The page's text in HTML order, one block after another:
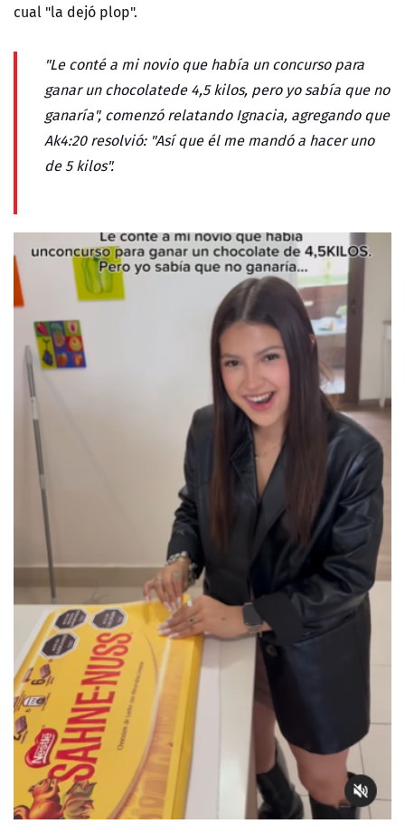
cual "la dejó plop".
"Le conté a mi novio que había un concurso para
ganar un chocolatede 4,5 kilos, pero yo sabía que no
ganaría", comenzó relatando Ignacia, agregando que
Ak4:20 resolvió: "Así que él me mandó a hacer uno
de 5 kilos".